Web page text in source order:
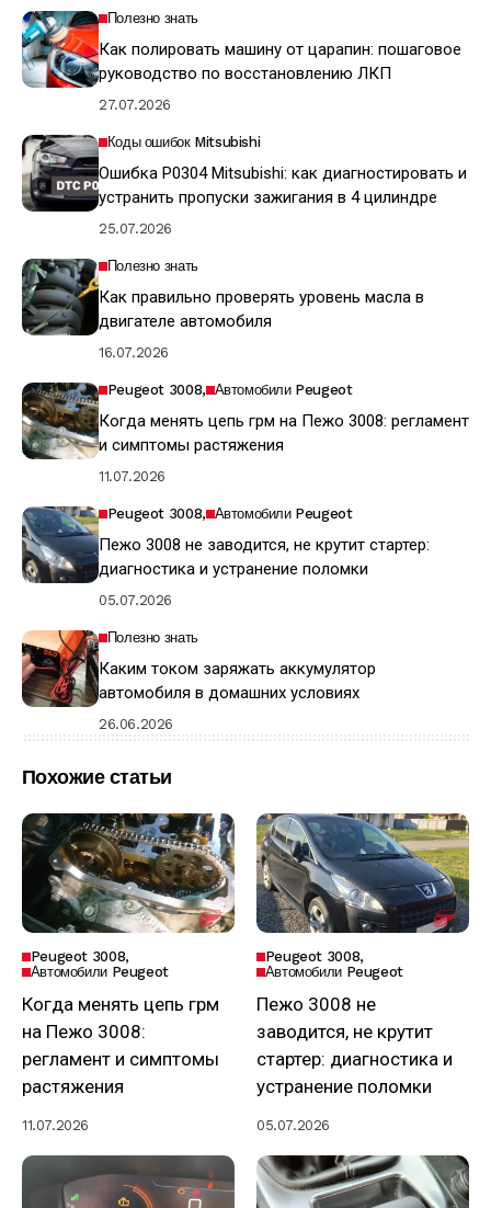
Полезно знать
Как полировать машину от царапин: пошаговое
руководство по восстановлению ЛКП
27.07.2026
Коды ошибок Mitsubishi
Ошибка P0304 Mitsubishi: как диагностировать и
устранить пропуски зажигания в 4 цилиндре
25.07.2026
Полезно знать
Как правильно проверять уровень масла в
двигателе автомобиля
16.07.2026
Peugeot 3008 Автомобили Peugeot
Когда менять цепь грм на Пежо 3008: регламент
и симптомы растяжения
11.07.2026
Peugeot 3008 Автомобили Peugeot
Пежо 3008 не заводится, не крутит стартер:
диагностика и устранение поломки
05.07.2026
Полезно знать
Каким током заряжать аккумулятор
автомобиля в домашних условиях
26.06.2026
Похожие статьи
Peugeot 3008
Автомобили Peugeot
Когда менять цепь грм
на Пежо 3008:
регламент и симптомы
растяжения
11.07.2026
Peugeot 3008
Автомобили Peugeot
Пежо 3008 не
заводится, не крутит
стартер: диагностика и
устранение поломки
05.07.2026